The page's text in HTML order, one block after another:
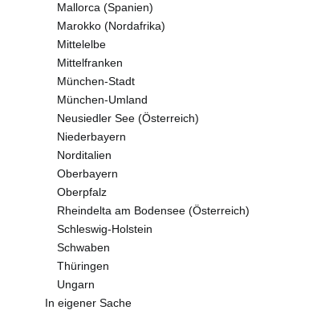
Mallorca (Spanien)
Marokko (Nordafrika)
Mittelelbe
Mittelfranken
München-Stadt
München-Umland
Neusiedler See (Österreich)
Niederbayern
Norditalien
Oberbayern
Oberpfalz
Rheindelta am Bodensee (Österreich)
Schleswig-Holstein
Schwaben
Thüringen
Ungarn
In eigener Sache